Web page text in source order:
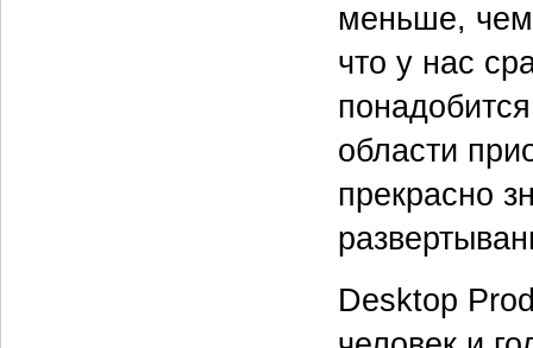
меньше, чем
что у нас
области
прекрасно
Desktop